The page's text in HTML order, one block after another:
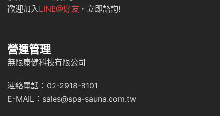
歡迎加入LINE@好友 ，立即諮詢!
營運管理
無限康健科技有限公司
連絡電話：02-2918-8101
E-MAIL：sales@spa-sauna.com.tw